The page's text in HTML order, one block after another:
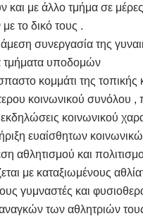
και με άλλο τμήμα σε
το δικό τους .
συνεργασία της
τμήματα υποδομών
κομμάτι της τοπικής
κοινωνικού συνόλου ,
κοινωνικού
ευαίσθητων
αθλητισμού και
με καταξιωμένους
γυμναστές και
των αθλητριών